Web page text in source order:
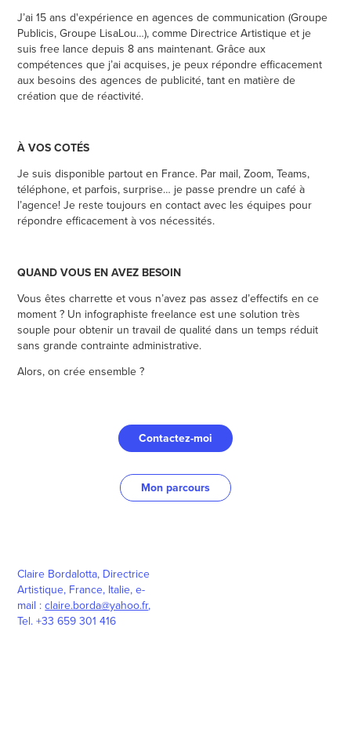
J’ai 15 ans d'expérience en agences de communication (Groupe
Publicis, Groupe LisaLou…), comme Directrice Artistique et je
suis free lance depuis 8 ans maintenant. Grâce aux
compétences que j’ai acquises, je peux répondre efficacement
aux besoins des agences de publicité, tant en matière de
création que de réactivité.
À VOS COTÉS
Je suis disponible partout en France. Par mail, Zoom, Teams,
téléphone, et parfois, surprise… je passe prendre un café à
l’agence! Je reste toujours en contact avec les équipes pour
répondre efficacement à vos nécessités.
QUAND VOUS EN AVEZ BESOIN
Vous êtes charrette et vous n’avez pas assez d’effectifs en ce
moment ? Un infographiste freelance est une solution très
souple pour obtenir un travail de qualité dans un temps réduit
sans grande contrainte administrative.
Alors, on crée ensemble ?
Contactez-moi
Mon parcours
Claire Bordalotta, Directrice
Artistique, France, Italie, e-
mail :claire.borda@yahoo.fr,
Tel. +33 659 301 416